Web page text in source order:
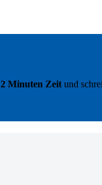
2 Minuten Zeit und